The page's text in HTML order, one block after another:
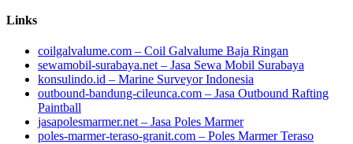
Links
coilgalvalume.com – Coil Galvalume Baja Ringan
sewamobil-surabaya.net – Jasa Sewa Mobil Surabaya
konsulindo.id – Marine Surveyor Indonesia
outbound-bandung-cileunca.com – Jasa Outbound Rafting
Paintball
jasapolesmarmer.net – Jasa Poles Marmer
poles-marmer-teraso-granit.com – Poles Marmer Teraso